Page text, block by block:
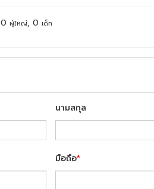
0 ผู้ใหญ่, 0 เด็ก
นามสกุล
มือถือ*